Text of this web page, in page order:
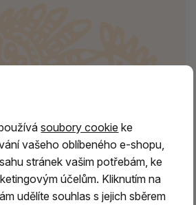
soubory cookie ke
vašeho oblíbeného e-shopu,
stránek vašim potřebám, ke
účelům. Kliknutím na
udělíte souhlas s jejich sběrem